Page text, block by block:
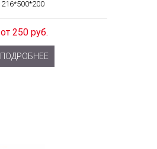
216*500*200
от 250 руб.
ПОДРОБНЕЕ